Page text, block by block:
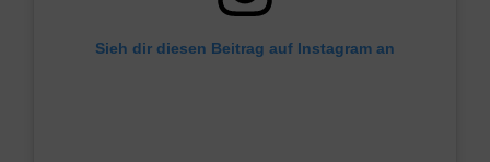
Sieh dir diesen Beitrag auf Instagram an